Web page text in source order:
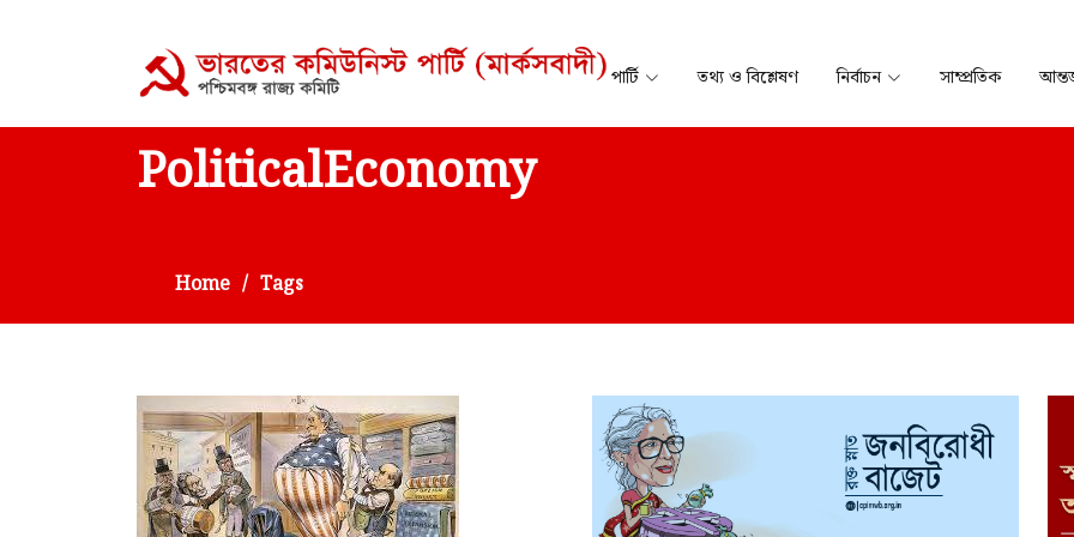
পার্টি তথ্য ও বিশ্লেষণ নির্বাচন সাম্প্রতিক
PoliticalEconomy
Home Tags